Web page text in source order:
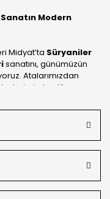
Modern
Midyat’ta Süryaniler
sanatını, günümüzün
Atalarımızdan
dünya
işlemeleri, her
bir titizlikle
takı modasına